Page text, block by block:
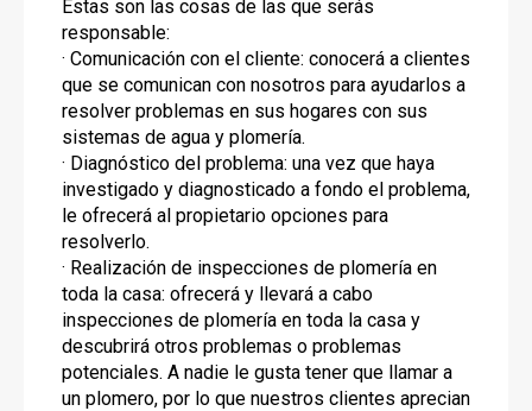
Estas son las cosas de las que serás
responsable:
· Comunicación con el cliente: conocerá a clientes
que se comunican con nosotros para ayudarlos a
resolver problemas en sus hogares con sus
sistemas de agua y plomería.
· Diagnóstico del problema: una vez que haya
investigado y diagnosticado a fondo el problema,
le ofrecerá al propietario opciones para
resolverlo.
· Realización de inspecciones de plomería en
toda la casa: ofrecerá y llevará a cabo
inspecciones de plomería en toda la casa y
descubrirá otros problemas o problemas
potenciales. A nadie le gusta tener que llamar a
un plomero, por lo que nuestros clientes aprecian